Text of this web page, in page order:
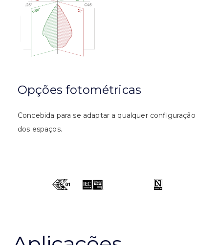
Opções fotométricas
Concebida para se adaptar a qualquer configuração
dos espaços.